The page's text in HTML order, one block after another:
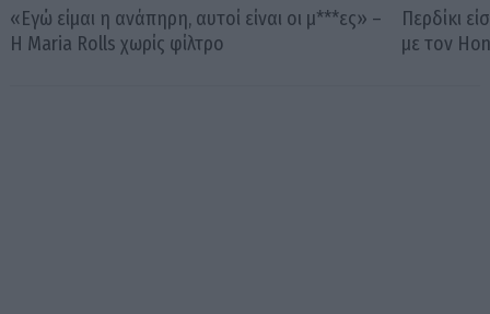
«Εγώ είμαι η ανάπηρη, αυτοί είναι οι μ***ες» –
Η Maria Rolls χωρίς φίλτρο
Περδίκι
με τον